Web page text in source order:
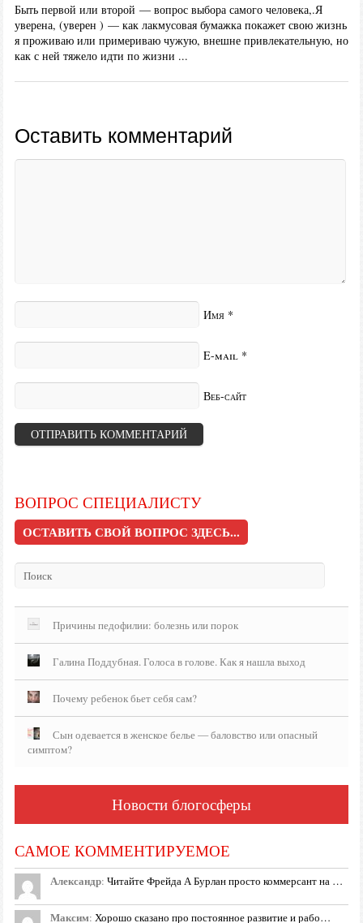
Быть первой или второй — вопрос выбора самого человека,.Я
уверена, (уверен ) — как лакмусовая бумажка покажет свою жизнь
я проживаю или примериваю чужую, внешне привлекательную, но
как с ней тяжело идти по жизни ...
Оставить комментарий
Имя *
E-mail *
Веб-сайт
ВОПРОС СПЕЦИАЛИСТУ
ОСТАВИТЬ СВОЙ ВОПРОС ЗДЕСЬ...
Причины педофилии: болезнь или порок
Галина Поддубная. Голоса в голове. Как я нашла выход
Почему ребенок бьет себя сам?
Сын одевается в женское белье — баловство или опасный
симптом?
Новости блогосферы
САМОЕ КОММЕНТИРУЕМОЕ
Александр: Читайте Фрейда А Бурлан просто коммерсант на …
Максим: Хорошо сказано про постоянное развитие и рабо…